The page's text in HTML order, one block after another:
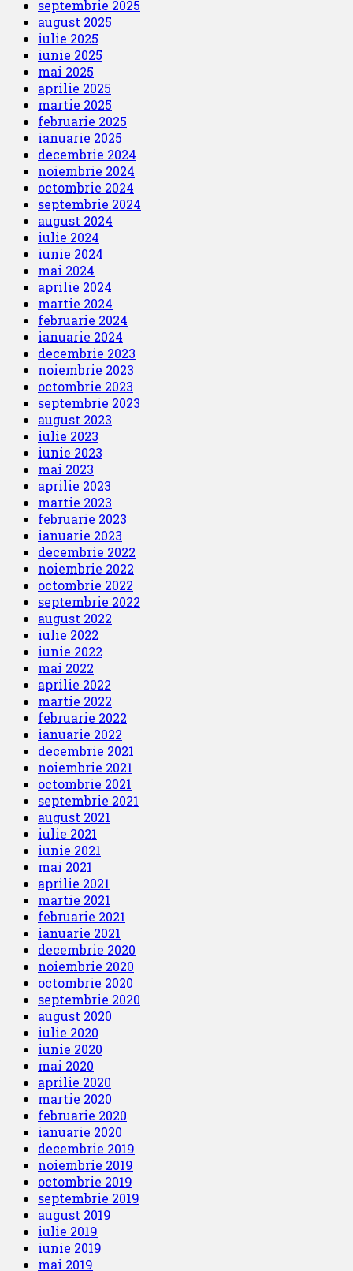
septembrie 2025
august 2025
iulie 2025
iunie 2025
mai 2025
aprilie 2025
martie 2025
februarie 2025
ianuarie 2025
decembrie 2024
noiembrie 2024
octombrie 2024
septembrie 2024
august 2024
iulie 2024
iunie 2024
mai 2024
aprilie 2024
martie 2024
februarie 2024
ianuarie 2024
decembrie 2023
noiembrie 2023
octombrie 2023
septembrie 2023
august 2023
iulie 2023
iunie 2023
mai 2023
aprilie 2023
martie 2023
februarie 2023
ianuarie 2023
decembrie 2022
noiembrie 2022
octombrie 2022
septembrie 2022
august 2022
iulie 2022
iunie 2022
mai 2022
aprilie 2022
martie 2022
februarie 2022
ianuarie 2022
decembrie 2021
noiembrie 2021
octombrie 2021
septembrie 2021
august 2021
iulie 2021
iunie 2021
mai 2021
aprilie 2021
martie 2021
februarie 2021
ianuarie 2021
decembrie 2020
noiembrie 2020
octombrie 2020
septembrie 2020
august 2020
iulie 2020
iunie 2020
mai 2020
aprilie 2020
martie 2020
februarie 2020
ianuarie 2020
decembrie 2019
noiembrie 2019
octombrie 2019
septembrie 2019
august 2019
iulie 2019
iunie 2019
mai 2019